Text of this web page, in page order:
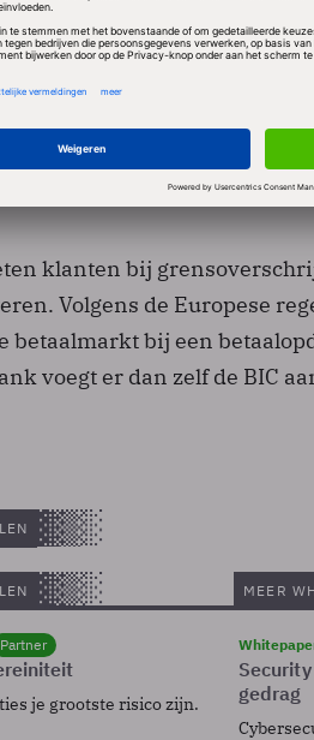
in 2014
(International Bank
dus ook het
ook een BIC (Business
te adresseren.
klanten bij
Volgens de Europese
betaalmarkt bij een
voegt er dan zelf de BIC
Partner
je grootste risico zijn.
MEER
gedrag